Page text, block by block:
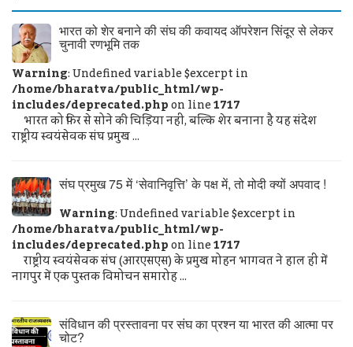
भारत को शेर बनाने की संघ की कवायद ऑपरेशन सिंदूर से लेकर
चुनावी रणभूमि तक
Warning: Undefined variable $excerpt in
/home/bharatva/public_html/wp-
includes/deprecated.phpon line1717
भारत को फिर से सोने की चिड़िया नहीं, बल्कि शेर बनाना है यह संदेश
राष्ट्रीय स्वयंसेवक संघ प्रमुख ...
संघ प्रमुख 75 में ‘सेवानिवृत्ति’ के पक्ष में, तो मोदी क्यों अपवाद !
Warning: Undefined variable $excerpt in
/home/bharatva/public_html/wp-
includes/deprecated.phpon line1717
राष्ट्रीय स्वयंसेवक संघ (आरएसएस) के प्रमुख मोहन भागवत ने हाल ही में
नागपुर में एक पुस्तक विमोचन समारोह ...
संविधान की प्रस्तावना पर संघ का प्रश्न या भारत की आत्मा पर
चोट?